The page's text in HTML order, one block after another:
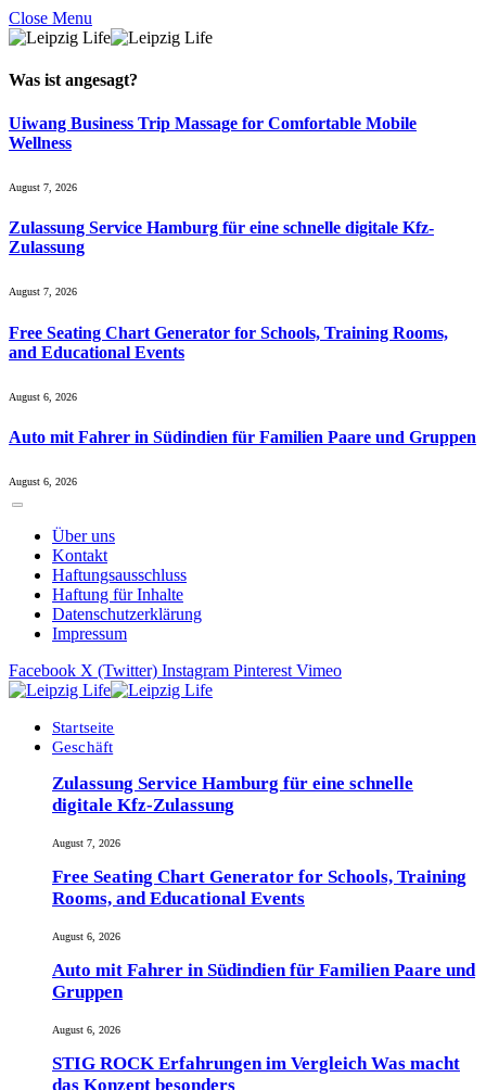
Close Menu
Was ist angesagt?
Uiwang Business Trip Massage for Comfortable Mobile
Wellness
August 7, 2026
Zulassung Service Hamburg für eine schnelle digitale Kfz-
Zulassung
August 7, 2026
Free Seating Chart Generator for Schools, Training Rooms,
and Educational Events
August 6, 2026
Auto mit Fahrer in Südindien für Familien Paare und Gruppen
August 6, 2026
Über uns
Kontakt
Haftungsausschluss
Haftung für Inhalte
Datenschutzerklärung
Impressum
Facebook X (Twitter) Instagram Pinterest Vimeo
Startseite
Geschäft
Zulassung Service Hamburg für eine schnelle
digitale Kfz-Zulassung
August 7, 2026
Free Seating Chart Generator for Schools, Training
Rooms, and Educational Events
August 6, 2026
Auto mit Fahrer in Südindien für Familien Paare und
Gruppen
August 6, 2026
STIG ROCK Erfahrungen im Vergleich Was macht
das Konzept besonders